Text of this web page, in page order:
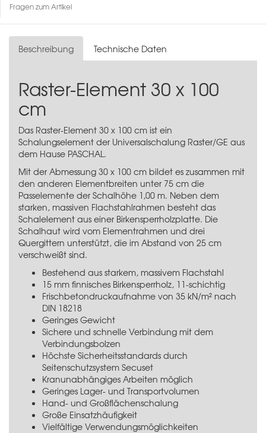
Fragen zum Artikel
Beschreibung Technische Daten
Raster-Element 30 x 100
cm
Das Raster-Element 30 x 100 cm ist ein
Schalungselement der Universalschalung Raster/GE aus
dem Hause PASCHAL.
Mit der Abmessung 30 x 100 cm bildet es zusammen mit
den anderen Elementbreiten unter 75 cm die
Passelemente der Schalhöhe 1,00 m. Neben dem
starken, massiven Flachstahlrahmen besteht das
Schalelement aus einer Birkensperrholzplatte. Die
Schalhaut wird vom Elementrahmen und drei
Quergittern unterstützt, die im Abstand von 25 cm
verschweißt sind.
Bestehend aus starkem, massivem Flachstahl
15 mm finnisches Birkensperrholz, 11-schichtig
Frischbetondruckaufnahme von 35 kN/m² nach
DIN 18218
Geringes Gewicht
Sichere und schnelle Verbindung mit dem
Verbindungsbolzen
Höchste Sicherheitsstandards durch
Seitenschutzsystem Secuset
Kranunabhängiges Arbeiten möglich
Geringes Lager- und Transportvolumen
Hand- und Großflächenschalung
Große Einsatzhäufigkeit
Vielfältige Verwendungsmöglichkeiten